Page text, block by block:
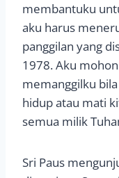
membantuku
aku harus
panggilan yang
1978. Aku
memanggilku
hidup atau mati
semua milik
Sri Paus